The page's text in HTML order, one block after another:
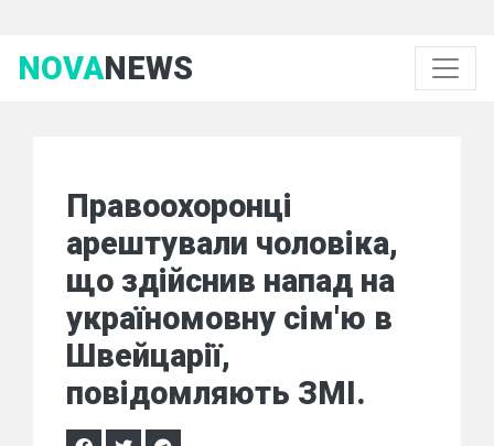
NOVANEWS
Правоохоронці
арештували чоловіка,
що здійснив напад на
україномовну сім'ю в
Швейцарії,
повідомляють ЗМІ.